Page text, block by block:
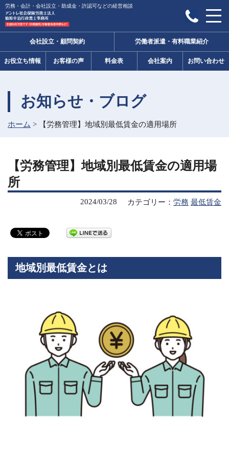
労務・会計・会社設立・助成金・許認可などの経営相談
会社設立・顧問契約 労働者派遣・有料職業紹介
お役立ち情報 お客様の声 料金表 会社案内 お問い合わせ
お知らせ・ブログ
ホーム > 【労務管理】地域別最低賃金の適用場所
【労務管理】地域別最低賃金の適用場
所
カテゴリー： 労務 最低賃金
2024/03/28
地域別最低賃金とは